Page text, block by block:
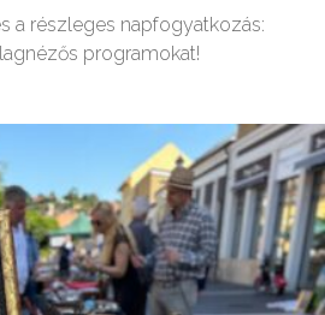
a részleges napfogyatkozás:
programokat!